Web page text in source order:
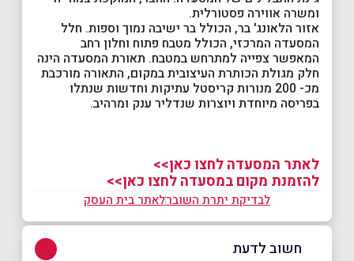
ומשרה אווירה פסטורלית.
אזור הלאונג' בר, הכולל בר ישיבה נמוך וספות. חלל
המסעדה המרכזי, הכולל מטבח פתוח וחלון רחב
המאפשר צפייה למתרחש במטבח. תאורת המסעדה הינה
חלק מגולת הכותרת העיצובית במקום, התאורה מורכבת
מכ- 200 מנורות קריסטל עתיקות וחדשות שנתלו
בפריסה מיוחדת ויוצרות שנדליר ענק ומרהיב.
לאתר המסעדה לחצו כאן>>
להזמנת מקום במסעדה לחצו כאן>>
לבדיקת יתרת השוברלאתר בית העסק
חשוב לדעת